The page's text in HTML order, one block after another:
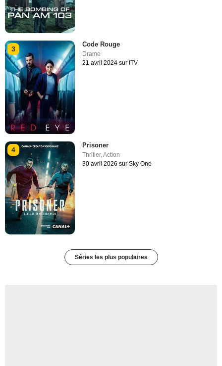
3
Code Rouge
Drame
21 avril 2024 sur ITV
4
Prisoner
Thriller,Action
30 avril 2026 sur Sky One
Séries les plus populaires